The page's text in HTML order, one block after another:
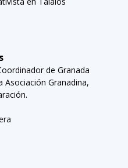
de Granada
Asociación Granadina,